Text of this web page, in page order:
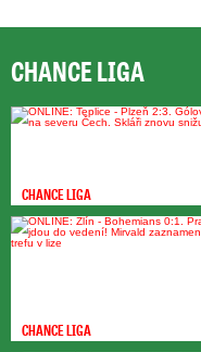
CHANCE LIGA
CHANCE LIGA
CHANCE LIGA